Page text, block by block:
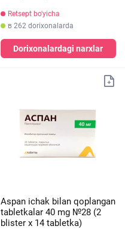
Retsept bo'yicha
в 262 dorixonalarda
Dorixonalardagi narxlar
Aspan ichak bilan qoplangan
tabletkalar 40 mg №28 (2
blister х 14 tabletka)